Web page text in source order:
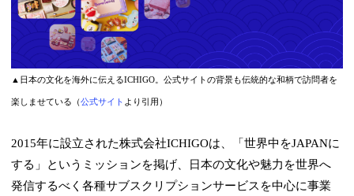
▲日本の文化を海外に伝えるICHIGO。公式サイトの背景も伝統的な和柄で訪問者を
楽しませている（公式サイト より引用）
2015年に設立された株式会社ICHIGOは、「世界中をJAPANに
する」というミッションを掲げ、日本の文化や魅力を世界へ
発信するべく各種サブスクリプションサービスを中心に事業